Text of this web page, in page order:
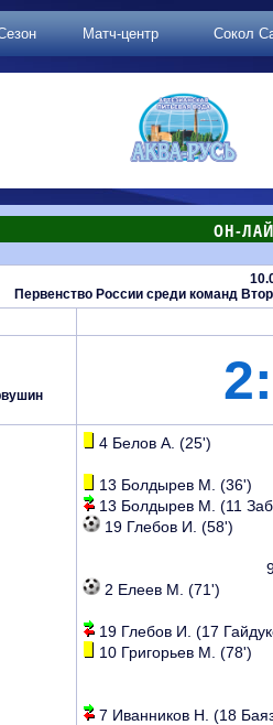
Матч-центр Сокол
ОН-
Первенство России среди команд
4 Белов А. (25')
13 Болдырев М. (36')
13 Болдырев М. (11
19 Глебов И. (58')
2 Елеев М. (71')
19 Глебов И. (17
10 Григорьев М. (78')
7 Иванников Н. (18